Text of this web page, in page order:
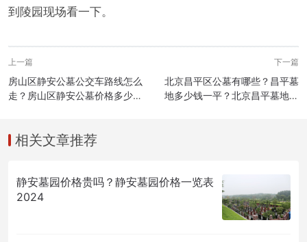
到陵园现场看一下。
上一篇
房山区静安公墓公交车路线怎么
走？房山区静安公墓价格多少
下一篇
北京昌平区公墓有哪些？昌平墓
地多少钱一平？北京昌平墓地价
相关文章推荐
静安墓园价格贵吗？静安墓园价格一览表
2024